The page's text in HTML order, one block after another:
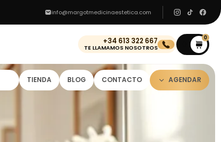
info@margotmedicinaestetica.com
+34 613 322 667
TE LLAMAMOS NOSOTROS
0
TIENDA BLOG CONTACTO AGENDAR